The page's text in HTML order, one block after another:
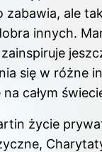
zabawia, ale
innych.
się w różne
całym
życie